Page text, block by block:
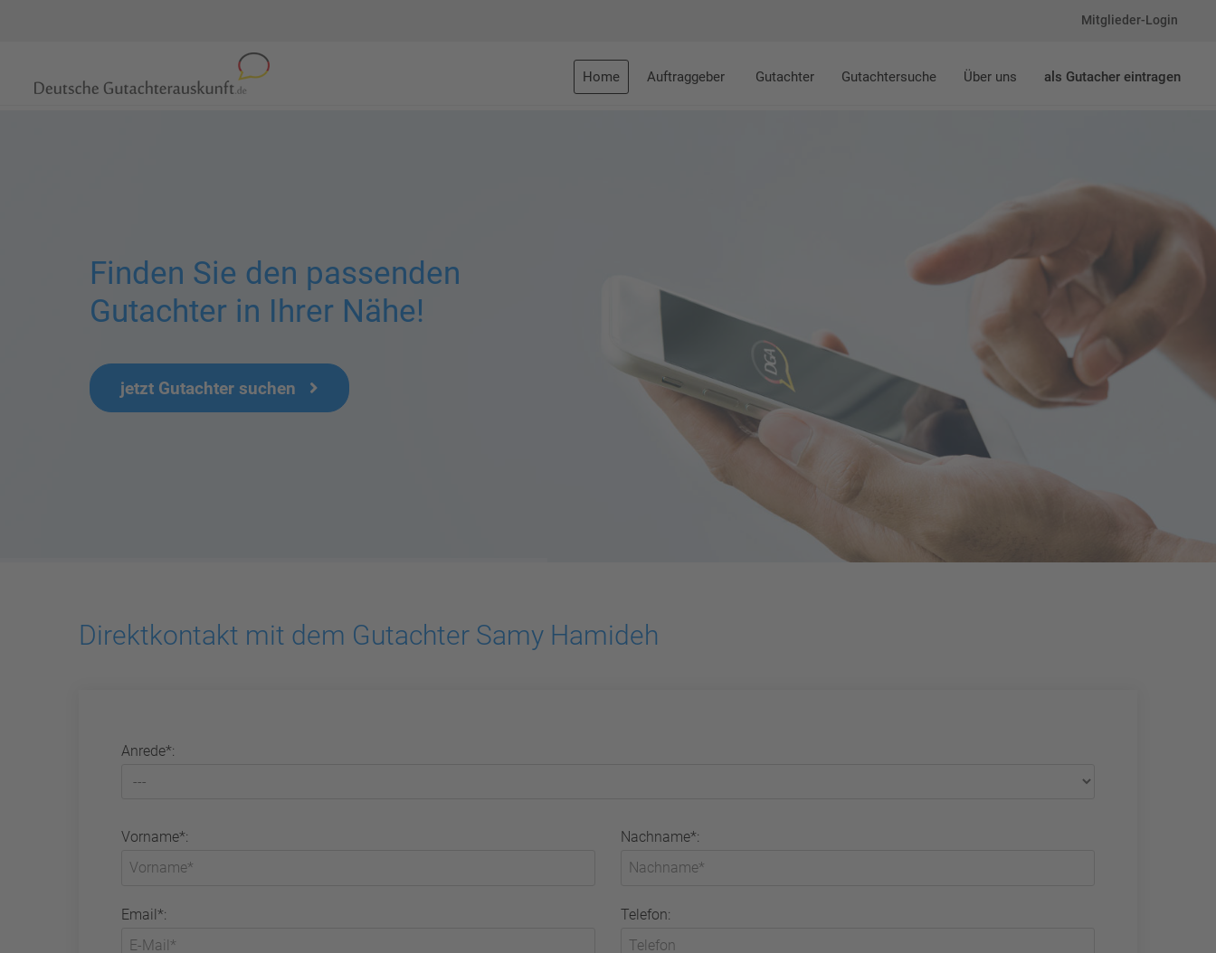
Mitglieder-Login
Home Auftraggeber Gutachter Gutachtersuche Über uns als Gutacher eintragen
Finden Sie den passenden
Gutachter in Ihrer Nähe!
jetzt Gutachter suchen
Direktkontakt mit dem Gutachter Samy Hamideh
Anrede*:
Vorname*: Nachname*:
Email*: Telefon: